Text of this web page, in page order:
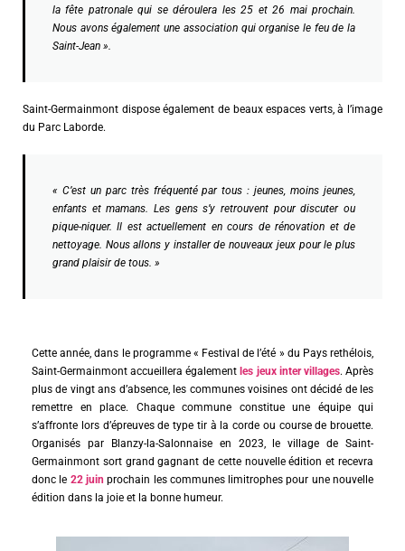
la fête patronale qui se déroulera les 25 et 26 mai prochain.
Nous avons également une association qui organise le feu de la
Saint-Jean ».
Saint-Germainmont dispose également de beaux espaces verts, à l’image
du Parc Laborde.
« C’est un parc très fréquenté par tous : jeunes, moins jeunes,
enfants et mamans. Les gens s’y retrouvent pour discuter ou
pique-niquer. Il est actuellement en cours de rénovation et de
nettoyage. Nous allons y installer de nouveaux jeux pour le plus
grand plaisir de tous. »
Cette année, dans le programme « Festival de l’été » du Pays rethélois,
Saint-Germainmont accueillera également les jeux inter villages. Après
plus de vingt ans d’absence, les communes voisines ont décidé de les
remettre en place. Chaque commune constitue une équipe qui
s’affronte lors d’épreuves de type tir à la corde ou course de brouette.
Organisés par Blanzy-la-Salonnaise en 2023, le village de Saint-
Germainmont sort grand gagnant de cette nouvelle édition et recevra
donc le 22 juin prochain les communes limitrophes pour une nouvelle
édition dans la joie et la bonne humeur.